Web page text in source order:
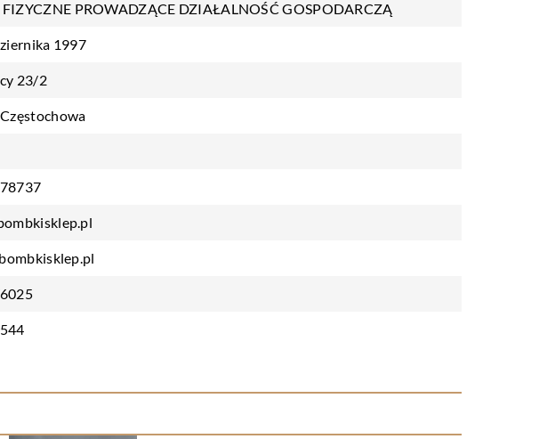
FIZYCZNE PROWADZĄCE DZIAŁALNOŚĆ GOSPODARCZĄ
1997
23/2